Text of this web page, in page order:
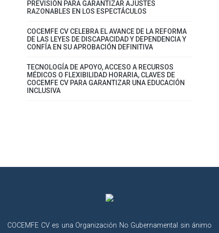
PREVISIÓN PARA GARANTIZAR AJUSTES
RAZONABLES EN LOS ESPECTÁCULOS
COCEMFE CV CELEBRA EL AVANCE DE LA REFORMA
DE LAS LEYES DE DISCAPACIDAD Y DEPENDENCIA Y
CONFÍA EN SU APROBACIÓN DEFINITIVA
TECNOLOGÍA DE APOYO, ACCESO A RECURSOS
MÉDICOS O FLEXIBILIDAD HORARIA, CLAVES DE
COCEMFE CV PARA GARANTIZAR UNA EDUCACIÓN
INCLUSIVA
COCEMFE CV es una Organización No Gubernamental sin ánimo